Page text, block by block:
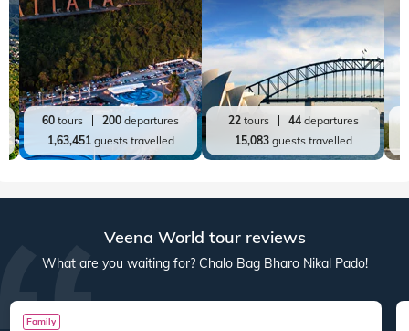
60 tours 200 departures
1,63,451guests travelled
22tours 44departures
15,083guests travelled
Veena World tour reviews
What are you waiting for? Chalo Bag Bharo Nikal Pado!
Family